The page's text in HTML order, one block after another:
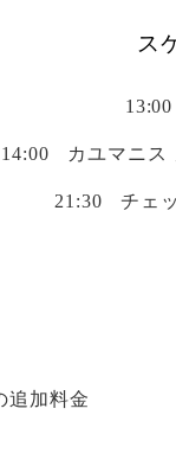
ス
13:00
14:00 カユマニス
21:30 チェ
追加料金